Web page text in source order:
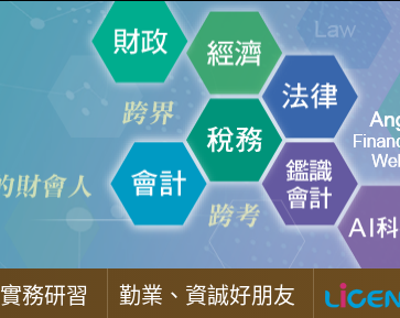
實務研習 勤業、資誠好朋友